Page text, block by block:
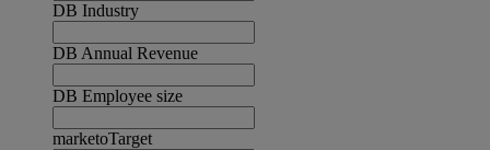
DB Industry
DB Annual Revenue
DB Employee size
marketoTarget